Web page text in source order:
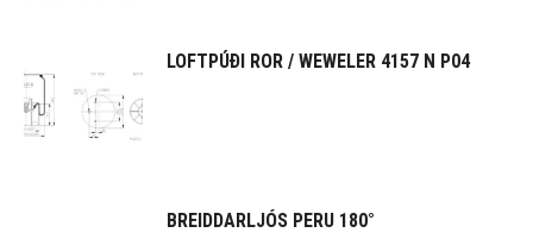
LOFTPÚÐI ROR / WEWELER 4157 N P04
BREIDDARLJÓS PERU 180°